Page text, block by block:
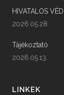
HIVATALOS
2026.05.28.
Tájékoztató
2026.05.13.
LINKEK